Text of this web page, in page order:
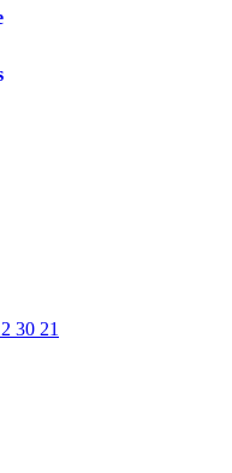
30 21